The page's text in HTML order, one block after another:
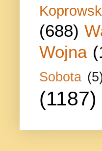
(688)
Wojna
Sobota
(1187)